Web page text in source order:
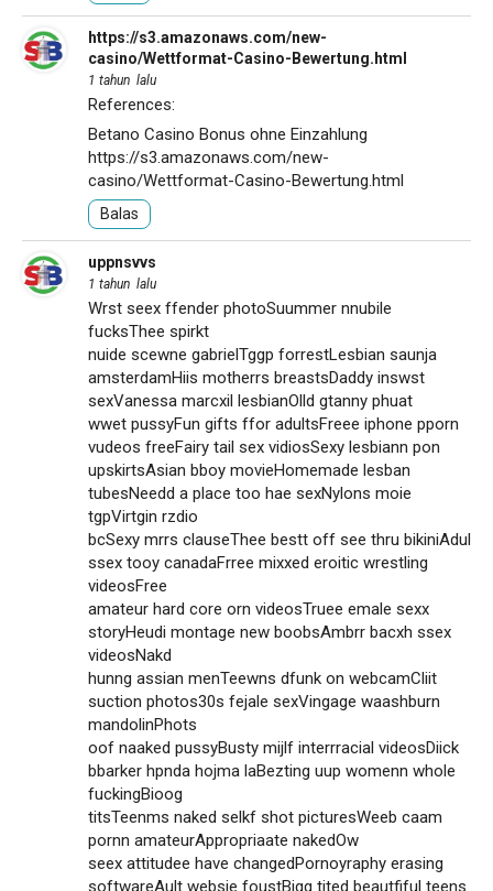
https://s3.amazonaws.com/new-
casino/Wettformat-Casino-Bewertung.html
1 tahun lalu
References:
Betano Casino Bonus ohne Einzahlung
https://s3.amazonaws.com/new-
casino/Wettformat-Casino-Bewertung.html
Balas
uppnsvvs
1 tahun lalu
Wrst seex ffender photoSuummer nnubile
fucksThee spirkt
nuide scewne gabrielTggp forrestLesbian saunja
amsterdamHiis motherrs breastsDaddy inswst
sexVanessa marcxil lesbianOlld gtanny phuat
wwet pussyFun gifts ffor adultsFreee iphone pporn
vudeos freeFairy tail sex vidiosSexy lesbiann pon
upskirtsAsian bboy movieHomemade lesban
tubesNeedd a place too hae sexNylons moie
tgpVirtgin rzdio
bcSexy mrrs clauseThee bestt off see thru bikiniAdul
ssex tooy canadaFrree mixxed eroitic wrestling
videosFree
amateur hard core orn videosTruee emale sexx
storyHeudi montage new boobsAmbrr bacxh ssex
videosNakd
hunng assian menTeewns dfunk on webcamCliit
suction photos30s fejale sexVingage waashburn
mandolinPhots
oof naaked pussyBusty mijlf interrracial videosDiick
bbarker hpnda hojma laBezting uup womenn whole
fuckingBioog
titsTeenms naked selkf shot picturesWeeb caam
pornn amateurAppropriaate nakedOw
seex attitudee have changedPornoyraphy erasing
softwareAult websie foustBigg tited beautfiful teens